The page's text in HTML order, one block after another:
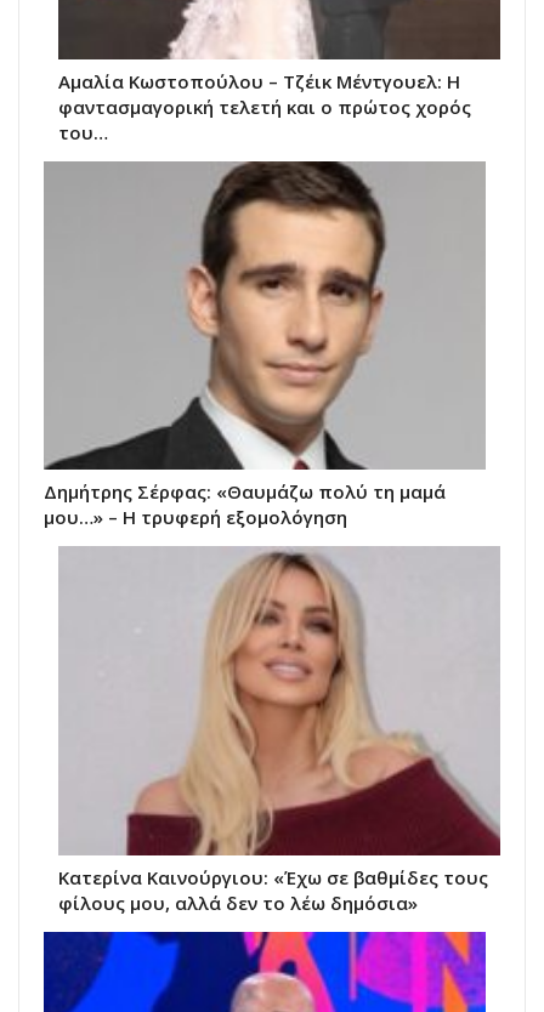
Αμαλία Κωστοπούλου – Τζέικ Μέντγουελ: Η
φαντασμαγορική τελετή και ο πρώτος χορός
του…
Δημήτρης Σέρφας: «Θαυμάζω πολύ τη μαμά
μου…» – Η τρυφερή εξομολόγηση
Κατερίνα Καινούργιου: «Έχω σε βαθμίδες τους
φίλους μου, αλλά δεν το λέω δημόσια»